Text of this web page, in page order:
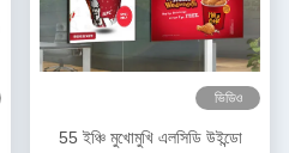
ভিডিও
55 ইঞ্চি মুখোমুখি এলসিডি উইন্ডো